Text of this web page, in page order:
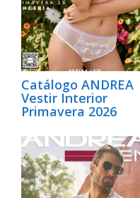
Catálogo ANDREA
Vestir Interior
Primavera 2026